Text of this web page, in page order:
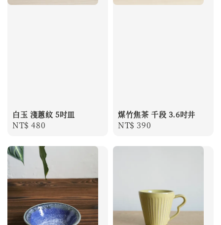
白玉 淺蔥紋 5吋皿
Regular
NT$ 480
煤竹焦茶 千段 3.6吋井
Regular
NT$ 390